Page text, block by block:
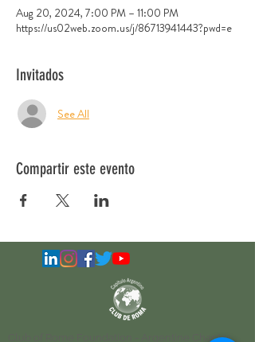
Aug 20, 2024, 7:00 PM – 11:00 PM
https://us02web.zoom.us/j/86713941443?pwd=e
Invitados
See All
Compartir este evento
- Argentine Chapter